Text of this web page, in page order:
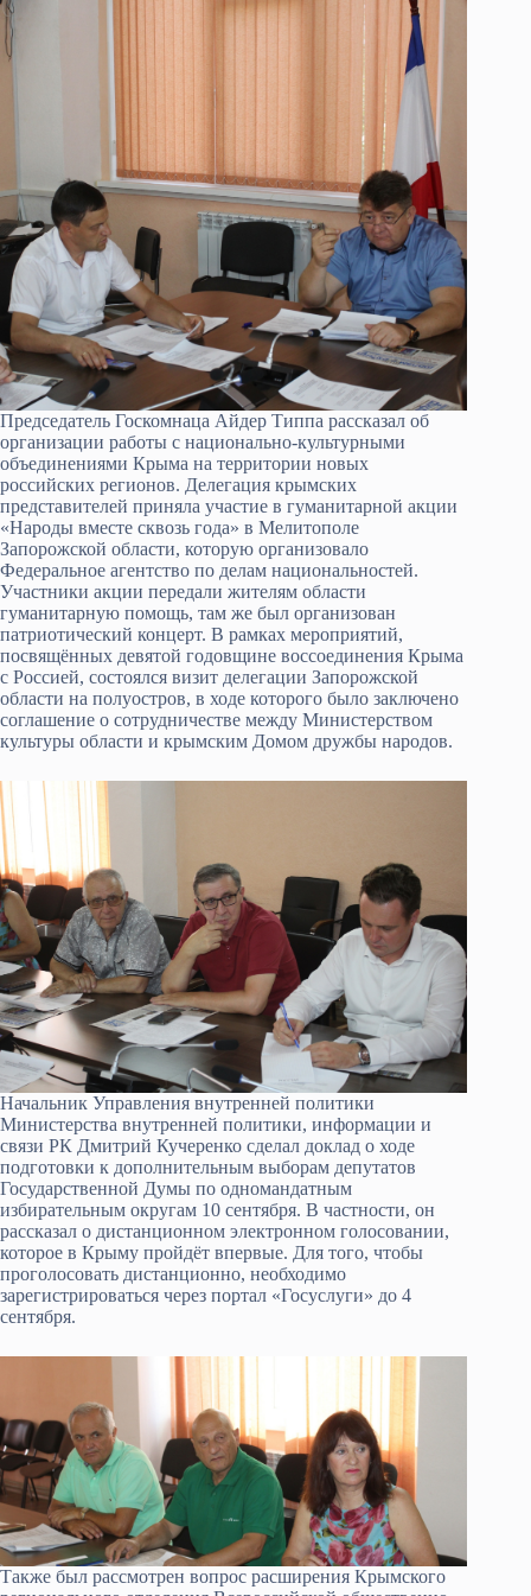
Председатель Госкомнаца Айдер Типпа рассказал об
организации работы с национально-культурными
объединениями Крыма на территории новых
российских регионов. Делегация крымских
представителей приняла участие в гуманитарной акции
«Народы вместе сквозь года» в Мелитополе
Запорожской области, которую организовало
Федеральное агентство по делам национальностей.
Участники акции передали жителям области
гуманитарную помощь, там же был организован
патриотический концерт. В рамках мероприятий,
посвящённых девятой годовщине воссоединения Крыма
с Россией, состоялся визит делегации Запорожской
области на полуостров, в ходе которого было заключено
соглашение о сотрудничестве между Министерством
культуры области и крымским Домом дружбы народов.
Начальник Управления внутренней политики
Министерства внутренней политики, информации и
связи РК Дмитрий Кучеренко сделал доклад о ходе
подготовки к дополнительным выборам депутатов
Государственной Думы по одномандатным
избирательным округам 10 сентября. В частности, он
рассказал о дистанционном электронном голосовании,
которое в Крыму пройдёт впервые. Для того, чтобы
проголосовать дистанционно, необходимо
зарегистрироваться через портал «Госуслуги» до 4
сентября.
Также был рассмотрен вопрос расширения Крымского